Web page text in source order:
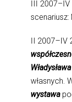
III 2007–IV
scenariusz:
II 2007–IV
własnych.
wystawa